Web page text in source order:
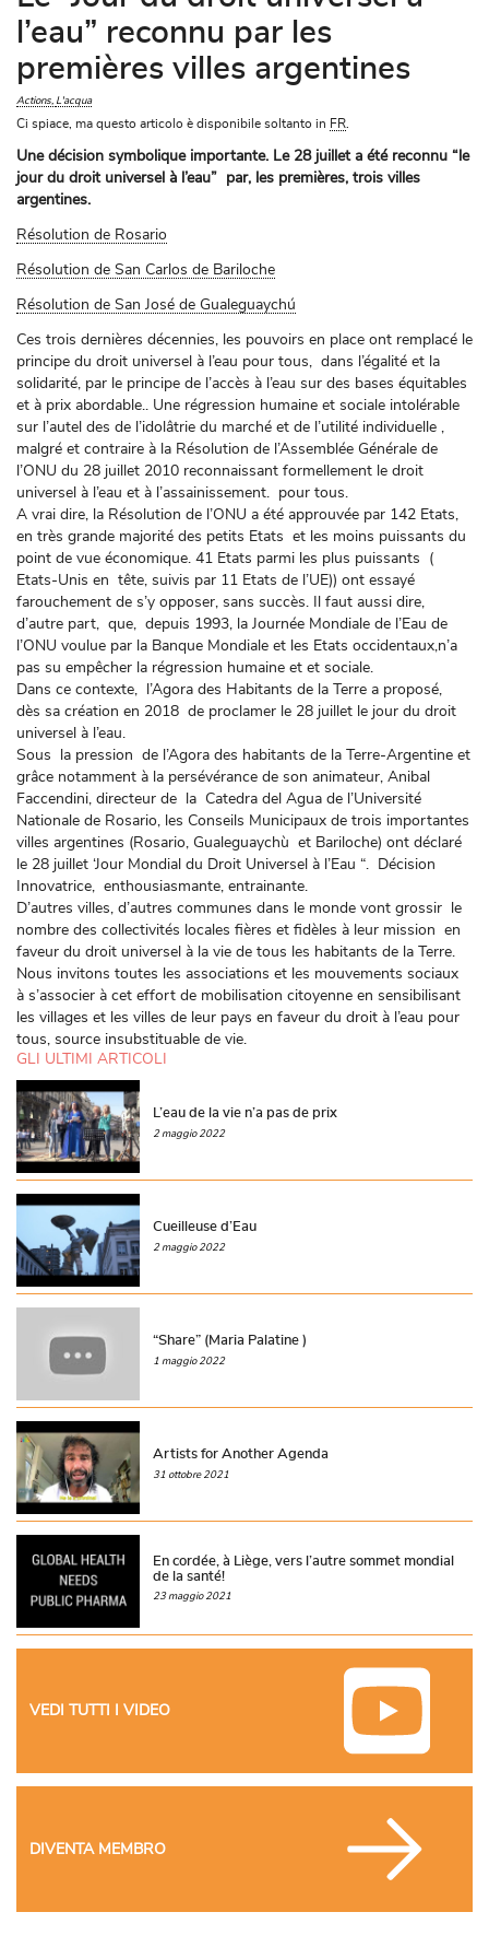
l’eau” reconnu par les
premières villes argentines
Actions L'acqua
Ci spiace, ma questo articolo è disponibile soltanto in FR
Une décision symbolique importante. Le 28 juillet a été reconnu “le
jour du droit universel à l’eau” par, les premières, trois villes
argentines.
Résolution de Rosario
Résolution de San Carlos de Bariloche
Résolution de San José de Gualeguaychú
Ces trois dernières décennies, les pouvoirs en place ont remplacé le
principe du droit universel à l’eau pour tous, dans l’égalité et la
solidarité, par le principe de l’accès à l’eau sur des bases équitables
et à prix abordable.. Une régression humaine et sociale intolérable
sur l’autel des de l’idolâtrie du marché et de l’utilité individuelle ,
malgré et contraire à la Résolution de l’Assemblée Générale de
l’ONU du 28 juillet 2010 reconnaissant formellement le droit
universel à l’eau et à l’assainissement. pour tous.
A vrai dire, la Résolution de l’ONU a été approuvée par 142 Etats,
en très grande majorité des petits Etats et les moins puissants du
point de vue économique. 41 Etats parmi les plus puissants (
Etats-Unis en tête, suivis par 11 Etats de l’UE)) ont essayé
farouchement de s’y opposer, sans succès. Il faut aussi dire,
d’autre part, que, depuis 1993, la Journée Mondiale de l’Eau de
l’ONU voulue par la Banque Mondiale et les Etats occidentaux,n’a
pas su empêcher la régression humaine et et sociale.
Dans ce contexte, l’Agora des Habitants de la Terre a proposé,
dès sa création en 2018 de proclamer le 28 juillet le jour du droit
universel à l’eau.
Sous la pression de l’Agora des habitants de la Terre-Argentine et
grâce notamment à la persévérance de son animateur, Anibal
Faccendini, directeur de la Catedra del Agua de l’Université
Nationale de Rosario, les Conseils Municipaux de trois importantes
villes argentines (Rosario, Gualeguaychù et Bariloche) ont déclaré
le 28 juillet ‘Jour Mondial du Droit Universel à l’Eau “. Décision
Innovatrice, enthousiasmante, entrainante.
D’autres villes, d’autres communes dans le monde vont grossir le
nombre des collectivités locales fières et fidèles à leur mission en
faveur du droit universel à la vie de tous les habitants de la Terre.
Nous invitons toutes les associations et les mouvements sociaux
à s’associer à cet effort de mobilisation citoyenne en sensibilisant
les villages et les villes de leur pays en faveur du droit à l’eau pour
tous, source insubstituable de vie.
GLI ULTIMI ARTICOLI
L’eau de la vie n’a pas de prix
2 maggio 2022
Cueilleuse d’Eau
2 maggio 2022
“Share” (Maria Palatine )
1 maggio 2022
Artists for Another Agenda
31 ottobre 2021
En cordée, à Liège, vers l’autre sommet mondial
de la santé!
23 maggio 2021
VEDI TUTTI I VIDEO
DIVENTA MEMBRO